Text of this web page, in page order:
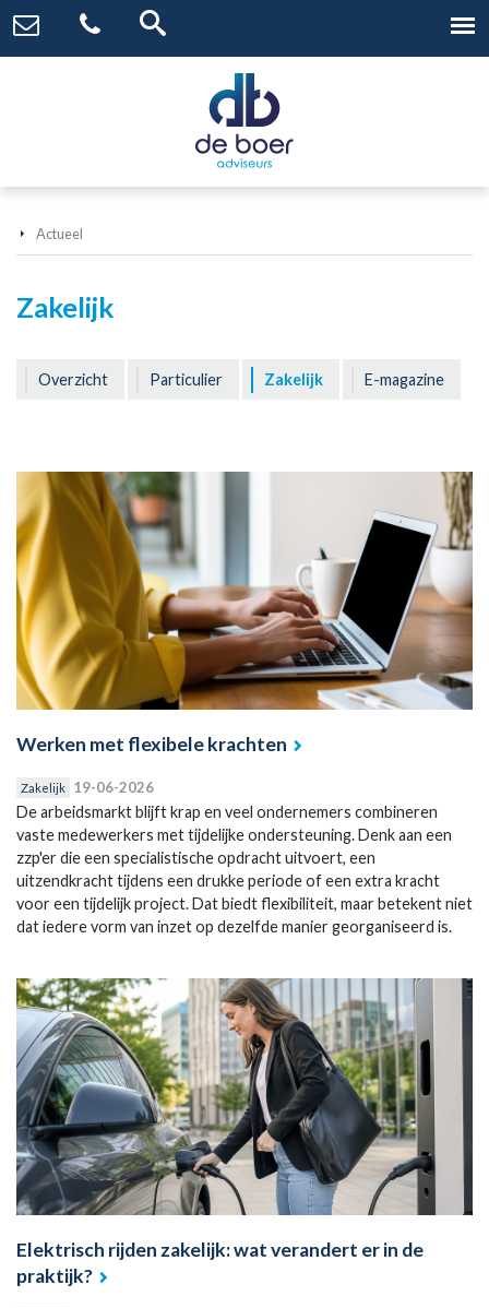
Actueel
Zakelijk
Overzicht Particulier Zakelijk E-magazine
Werken met flexibele krachten
Zakelijk 19-06-2026
De arbeidsmarkt blijft krap en veel ondernemers combineren
vaste medewerkers met tijdelijke ondersteuning. Denk aan een
zzp'er die een specialistische opdracht uitvoert, een
uitzendkracht tijdens een drukke periode of een extra kracht
voor een tijdelijk project. Dat biedt flexibiliteit, maar betekent niet
dat iedere vorm van inzet op dezelfde manier georganiseerd is.
Elektrisch rijden zakelijk: wat verandert er in de
praktijk?